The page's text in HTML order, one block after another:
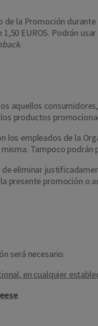
de la Promoción
EUROS. Podrán
.
aquellos
productos
los empleados de la
Tampoco
de eliminar
presente promoción o
será necesario:
en cualquier